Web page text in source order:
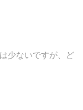
少ないですが、ど